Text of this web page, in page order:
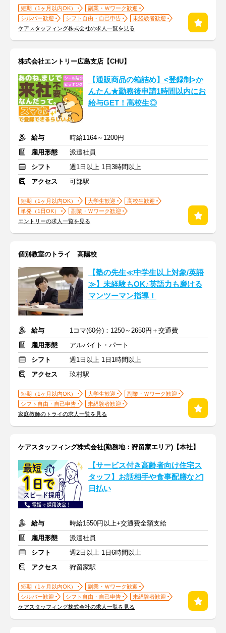
短期（1ヶ月以内OK）
副業・Ｗワーク歓迎
シルバー歓迎
シフト自由・自己申告
未経験者歓迎
ケアスタッフィング株式会社の求人一覧を見る
株式会社エントリー広島支店【CHU】
【通販商品の箱詰め】<登録制>か
んたん★勤務後申請1時間以内にお
給与GET！高校生◎
給与
時給1164～1200円
雇用形態
派遣社員
シフト
週1日以上 1日3時間以上
アクセス
可部駅
短期（1ヶ月以内OK） 大学生歓迎
高校生歓迎
単発（1日OK）
副業・Ｗワーク歓迎
エントリーの求人一覧を見る
個別教室のトライ 高陽校
【塾の先生≪中学生以上対象/英語
≫】未経験もOK♪英語力も磨ける
マンツーマン指導！
給与
1コマ(60分)：1250～2650円＋交通費
雇用形態
アルバイト・パート
シフト
週1日以上 1日1時間以上
アクセス
玖村駅
短期（1ヶ月以内OK） 大学生歓迎
副業・Ｗワーク歓迎
シフト自由・自己申告
未経験者歓迎
家庭教師のトライの求人一覧を見る
ケアスタッフィング株式会社(勤務地：狩留家エリア)【本社】
【サービス付き高齢者向け住宅ス
タッフ】お話相手や食事配膳など|
日払い
給与
時給1550円以上+交通費全額支給
雇用形態
派遣社員
シフト
週2日以上 1日6時間以上
アクセス
狩留家駅
短期（1ヶ月以内OK）
副業・Ｗワーク歓迎
シルバー歓迎
シフト自由・自己申告
未経験者歓迎
ケアスタッフィング株式会社の求人一覧を見る